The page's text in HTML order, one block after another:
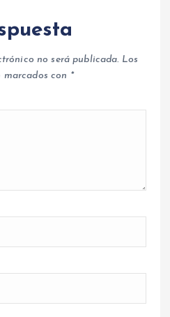
no será publicada. Los
con *